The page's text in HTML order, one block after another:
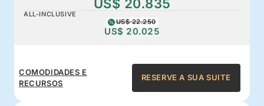
US$ 20.835
ALL-INCLUSIVE
US$ 22.250
US$ 20.025
COMODIDADES E
RECURSOS
RESERVE A SUA SUITE